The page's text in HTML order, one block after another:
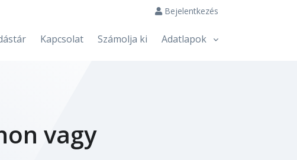
Bejelentkezés
Kapcsolat Számolja ki Adatlapok
vagy